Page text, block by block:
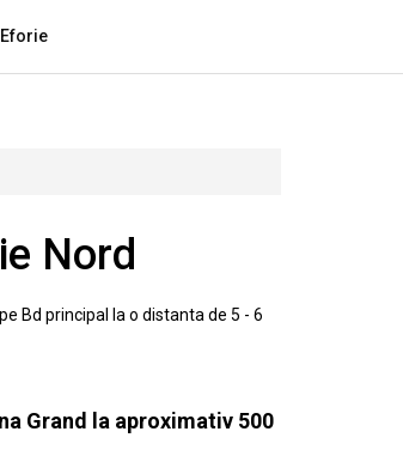
Nord
pe Bd principal la o distanta de 5 - 6
Grand la aproximativ 500